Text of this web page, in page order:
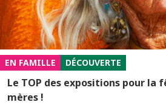
EN FAMILLE DÉCOUVERTE
Le TOP des expositions pour la
mères !